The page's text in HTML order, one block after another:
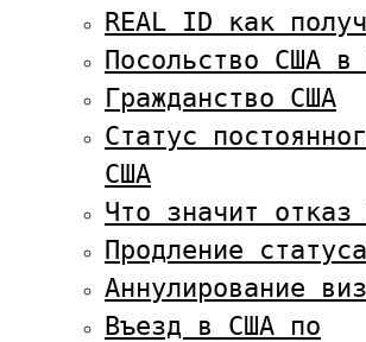
REAL ID как
Посольство США в
Гражданство США
Статус
США
Что значит отказ
Продление
Аннулирование
Въезд в США по